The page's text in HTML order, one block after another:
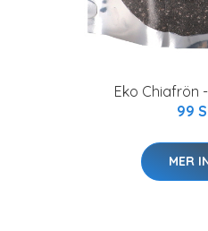
Eko Chiafrön
99
MER